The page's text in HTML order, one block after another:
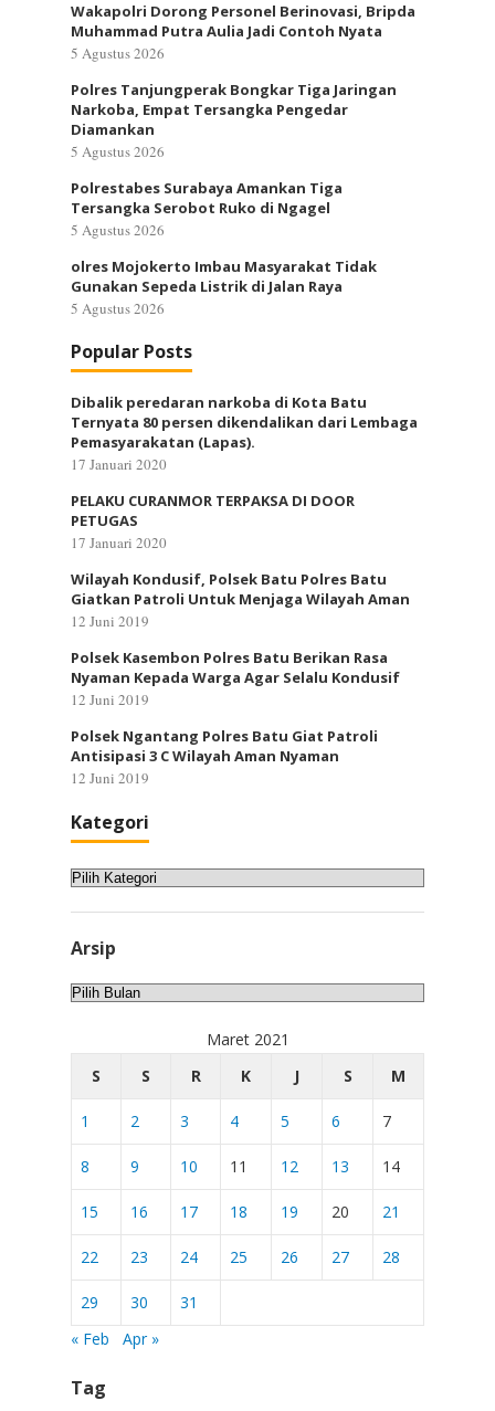
Wakapolri Dorong Personel Berinovasi, Bripda
Muhammad Putra Aulia Jadi Contoh Nyata
5 Agustus 2026
Polres Tanjungperak Bongkar Tiga Jaringan
Narkoba, Empat Tersangka Pengedar
Diamankan
5 Agustus 2026
Polrestabes Surabaya Amankan Tiga
Tersangka Serobot Ruko di Ngagel
5 Agustus 2026
olres Mojokerto Imbau Masyarakat Tidak
Gunakan Sepeda Listrik di Jalan Raya
5 Agustus 2026
Popular Posts
Dibalik peredaran narkoba di Kota Batu
Ternyata 80 persen dikendalikan dari Lembaga
Pemasyarakatan (Lapas).
17 Januari 2020
PELAKU CURANMOR TERPAKSA DI DOOR
PETUGAS
17 Januari 2020
Wilayah Kondusif, Polsek Batu Polres Batu
Giatkan Patroli Untuk Menjaga Wilayah Aman
12 Juni 2019
Polsek Kasembon Polres Batu Berikan Rasa
Nyaman Kepada Warga Agar Selalu Kondusif
12 Juni 2019
Polsek Ngantang Polres Batu Giat Patroli
Antisipasi 3 C Wilayah Aman Nyaman
12 Juni 2019
Kategori
Kategori
Arsip
Arsip
Maret 2021
S
S R K J S M
1 2 3 4 5 6 7
8 9 10 11 12 13 14
15 16 17 18 19 20 21
22 23 24 25 26 27 28
29 30
31
« Feb
Apr »
Tag